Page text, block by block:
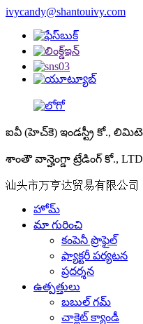
ivycandy@shantouivy.com
ఐవీ (హెచ్‌కె) ఇండస్ట్రీ కో.,
శాంతౌ వాన్హెంగ్డా ట్రేడింగ్ కో.,
汕头市万亨达贸易有限公司
హోమ్
మా గురించి
కంపెనీ ప్రొఫైల్
ఫ్యాక్టరీ పర్యటన
ప్రదర్శన
ఉత్పత్తులు
బబుల్ గమ్
చాక్లెట్ క్యాండీ